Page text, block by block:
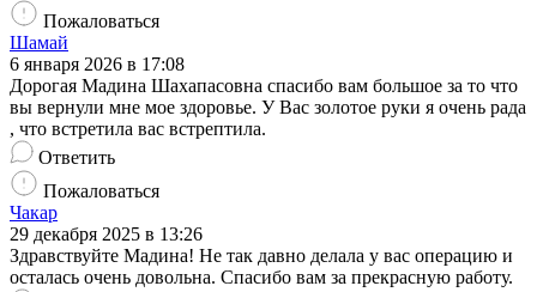
Пожаловаться
Шамай
6 января 2026 в 17:08
Дорогая Мадина Шахапасовна спасибо вам большое за то что
вы вернули мне мое здоровье. У Вас золотое руки я очень рада
, что встретила вас встрептила.
Ответить
Пожаловаться
Чакар
29 декабря 2025 в 13:26
Здравствуйте Мадина! Не так давно делала у вас операцию и
осталась очень довольна. Спасибо вам за прекрасную работу.